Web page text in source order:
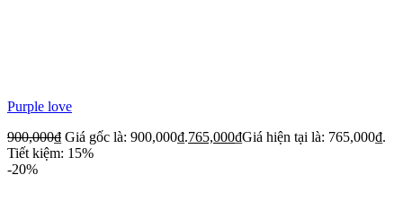
Purple love
900,000₫ Giá gốc là: 900,000₫.765,000₫Giá hiện tại là: 765,000₫.
Tiết kiệm: 15%
-20%